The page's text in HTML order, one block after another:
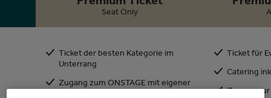
Seat Only
Ticket der besten Kategorie im
Unterrang
Zugang zum ONSTAGE mit eigener
Ticket für
Catering
Zugang